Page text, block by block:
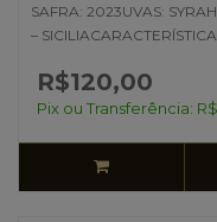
SAFRA: 2023UVAS:
–
R$120,00
Pix ou Transferência: